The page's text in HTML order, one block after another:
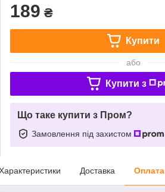
189 ₴
Купити
або
Купити з
Що таке купити з Пром?
Замовлення під захистом
Доставка Оплата